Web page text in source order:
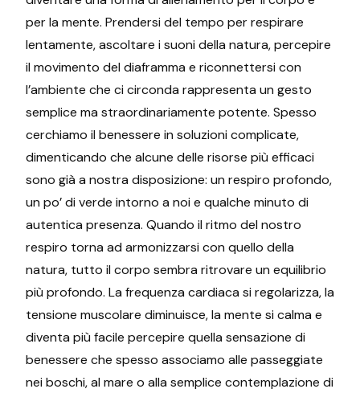
per la mente. Prendersi del tempo per respirare
lentamente, ascoltare i suoni della natura, percepire
il movimento del diaframma e riconnettersi con
l’ambiente che ci circonda rappresenta un gesto
semplice ma straordinariamente potente. Spesso
cerchiamo il benessere in soluzioni complicate,
dimenticando che alcune delle risorse più efficaci
sono già a nostra disposizione: un respiro profondo,
un po’ di verde intorno a noi e qualche minuto di
autentica presenza. Quando il ritmo del nostro
respiro torna ad armonizzarsi con quello della
natura, tutto il corpo sembra ritrovare un equilibrio
più profondo. La frequenza cardiaca si regolarizza, la
tensione muscolare diminuisce, la mente si calma e
diventa più facile percepire quella sensazione di
benessere che spesso associamo alle passeggiate
nei boschi, al mare o alla semplice contemplazione di